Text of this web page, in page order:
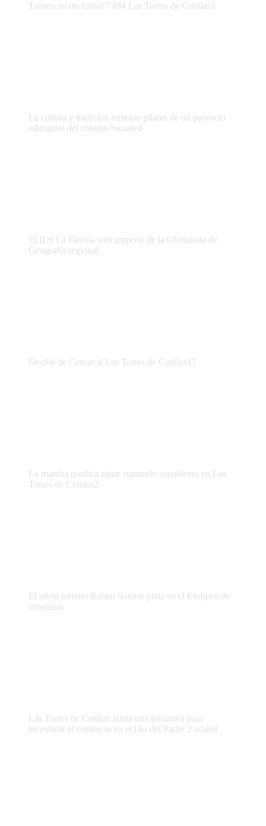
Torneo mixto futbol 7 8M Las Torres de Cotillas3
La cultura y tradicion torrenas pilares de un proyecto
educativo del colegio Susarte4
El IES La Florida subcampeon de la Olimpiada de
Geografia regional
Desfile de Carnaval Las Torres de Cotillas17
La marcha nordica sigue sumando seguidores en Las
Torres de Cotillas2
El atleta torreno Ruben Salinas plata en el Europeo de
veteranos
Las Torres de Cotillas lanza una iniciativa para
incentivar el comercio en el Dia del Padre 2 scaled